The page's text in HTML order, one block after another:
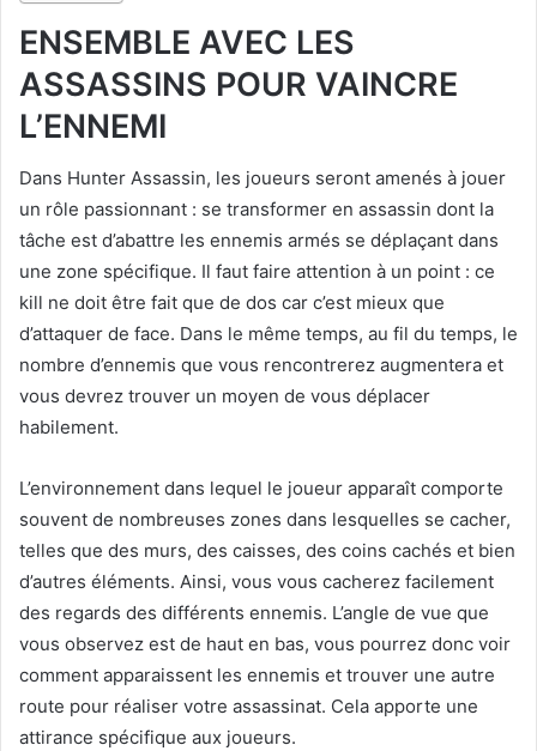
ENSEMBLE AVEC LES
ASSASSINS POUR VAINCRE
L’ENNEMI
Dans Hunter Assassin, les joueurs seront amenés à jouer
un rôle passionnant : se transformer en assassin dont la
tâche est d’abattre les ennemis armés se déplaçant dans
une zone spécifique. Il faut faire attention à un point : ce
kill ne doit être fait que de dos car c’est mieux que
d’attaquer de face. Dans le même temps, au fil du temps, le
nombre d’ennemis que vous rencontrerez augmentera et
vous devrez trouver un moyen de vous déplacer
habilement.
L’environnement dans lequel le joueur apparaît comporte
souvent de nombreuses zones dans lesquelles se cacher,
telles que des murs, des caisses, des coins cachés et bien
d’autres éléments. Ainsi, vous vous cacherez facilement
des regards des différents ennemis. L’angle de vue que
vous observez est de haut en bas, vous pourrez donc voir
comment apparaissent les ennemis et trouver une autre
route pour réaliser votre assassinat. Cela apporte une
attirance spécifique aux joueurs.